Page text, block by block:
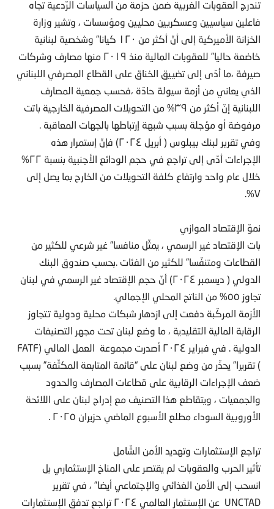
تندرج العقوبات الغربية ضمن حزمة من السياسات الرّدعية تجاه
فاعلين سياسيين وعسكريين محليين ومؤسسات ، وتشير وزارة
الخزانة الأميركية إلى أنّ أكثر من ١٢٠ كيانا” وشخصية لبنانية
خاضعة حاليا” للعقوبات المالية منذ ٢٠١٩ منها مصارف وشركات
صيرفة ،ما أدّى إلى تضييق الخناق على القطاع المصرفي اللبناني
الذي يعاني من أزمة سيولة حادّة ،فحسب جمعية المصارف
اللبنانية إنّ أكثر من ٣٩% من التحويلات المصرفية الخارجية باتت
مرفوضة أو مؤجلة بسبب شبهة إرتباطها بالجهات المعاقبة .
وفي تقرير لبنك بيبلوس ( أبريل ٢٠٢٤) فإنّ إستمرار هذه
الإجراءات أدّى إلى تراجع في حجم الودائع الأجنبية بنسبة ٢٢%
خلال عام واحد وارتفاع كلفة التحويلات من الخارج بما يصل إلى
٧%.
نموّ الإقتصاد الموازي
بات الإقتصاد غير الرسمي ، يمثّل منافسا” غير شرعي للكثير من
القطاعات ومتنفّسا” للكثير من الفئات .بحسب صندوق البنك
الدولي ( ديسمبر ٢٠٢٤) أنّ حجم الإقتصاد غير الرسمي في لبنان
تجاوز ٥٥% من الناتج المحلي الإجمالي.
الأزمة المركّبة دفعت إلى ازدهار شبكات محلية ودولية تتجاوز
الرقابة المالية التقليدية ، ما وضع لبنان تحت مجهر التصنيفات
) تقريرا” يحذّر من وضع لبنان على “قائمة المتابعة المكثّفة” بسبب
ضعف الإجراءات الرقابية على قطاعات المصارف والحدود
والجمعيات ، ويتقاطع هذا التصنيف مع إدراج لبنان على اللائحة
الأوروبية السوداء مطلع الأسبوع الماضي حزيران ٢٠٢٥ .
تراجع الإستثمارات وتهديد الأمن الشّامل
تأثير الحرب والعقوبات لم يقتصر على المناخ الإستثماري بل
انسحب إلى الأمن الغذائي والإجتماعي أيضا” ، في تقرير
UNCTAD عن الإستثمار العالمي ٢٠٢٤ تراجع تدفق الإستثمارات